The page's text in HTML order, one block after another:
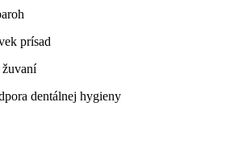
prísad
dentálnej hygieny